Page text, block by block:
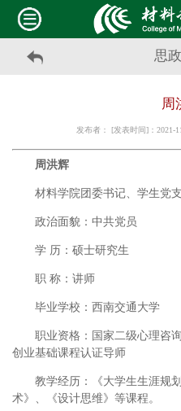
思
周
发布者： [发表时间]：2021-
周洪辉
材料学院团委书记、学生党
政治面貌：中共党员
学 历：硕士研究生
职 称：讲师
毕业学校：西南交通大学
职业资格：国家二级心理咨
创业基础课程认证导师
教学经历：《大学生生涯规
术》、《设计思维》等课程。